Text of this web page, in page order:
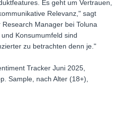
Es geht um Vertrauen,
Relevanz," sagt
Manager bei Toluna
Konsumumfeld sind
zu betrachten denn je."
Tracker Juni 2025,
Sample, nach Alter (18+),